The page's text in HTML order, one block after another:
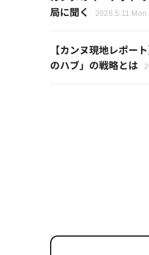
局に聞く
2026.5.11 Mon
【カンヌ現地レポー
のハブ」の戦略とは